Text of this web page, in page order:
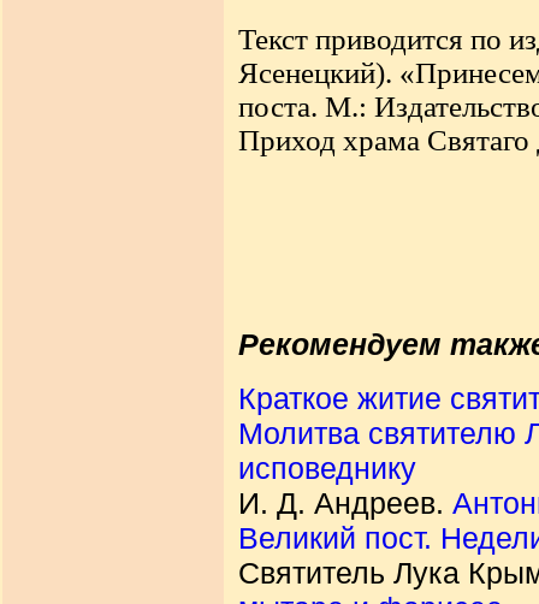
Текст приводится по
Ясенецкий).
поста. М.:
Приход храма
Рекомендуем
Краткое житие
Молитва святителю
исповеднику
И. Д. Андреев.
Великий пост.
Святитель Лука